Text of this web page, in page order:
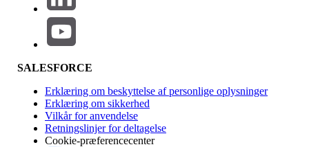
Funktionspåvirkning
SALESFORCE
Erklæring om beskyttelse af personlige oplysninger
Erklæring om sikkerhed
Vilkår for anvendelse
Retningslinjer for deltagelse
Cookie-præferencecenter